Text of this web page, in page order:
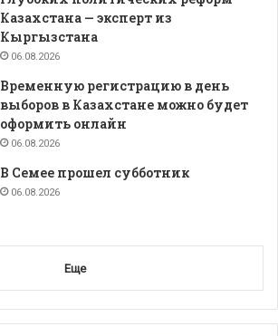
Казахстана — эксперт из
Кыргызстана
06.08.2026
Временную регистрацию в день
выборов в Казахстане можно будет
оформить онлайн
06.08.2026
В Семее прошел субботник
06.08.2026
Еще